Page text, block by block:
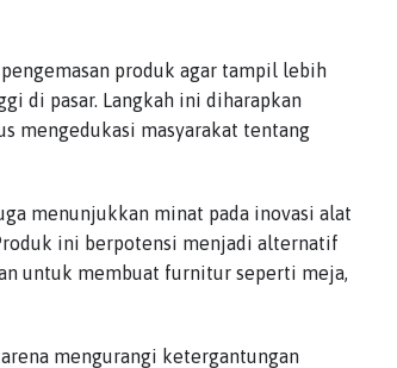
produk agar tampil lebih
di pasar. Langkah ini diharapkan
mengedukasi masyarakat tentang
menunjukkan minat pada inovasi alat
ini berpotensi menjadi alternatif
untuk membuat furnitur seperti meja,
mengurangi ketergantungan